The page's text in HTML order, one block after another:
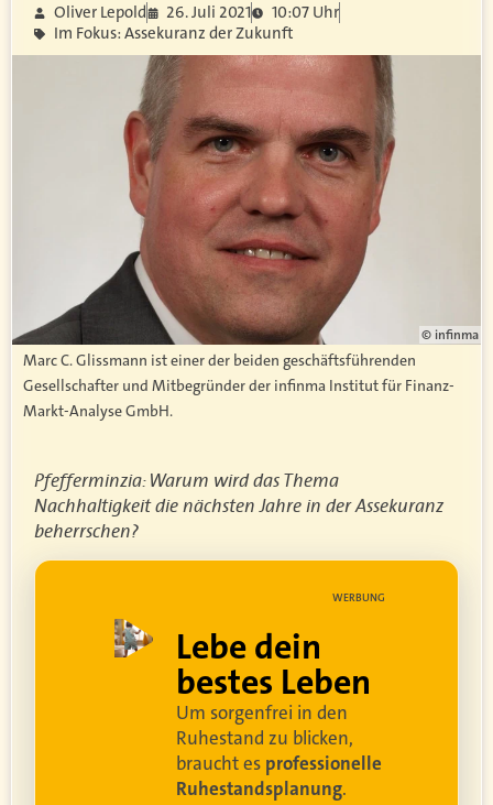
Oliver Lepold 26. Juli 2021
10:07 Uhr
Im Fokus: Assekuranz der Zukunft
© infinma
Marc C. Glissmann ist einer der beiden geschäftsführenden
Gesellschafter und Mitbegründer der infinma Institut für Finanz-
Markt-Analyse GmbH.
Pfefferminzia: Warum wird das Thema
Nachhaltigkeit die nächsten Jahre in der Assekuranz
beherrschen?
WERBUNG
Lebe dein
bestes Leben
Um sorgenfrei in den
Ruhestand zu blicken,
braucht es professionelle
Ruhestandsplanung.